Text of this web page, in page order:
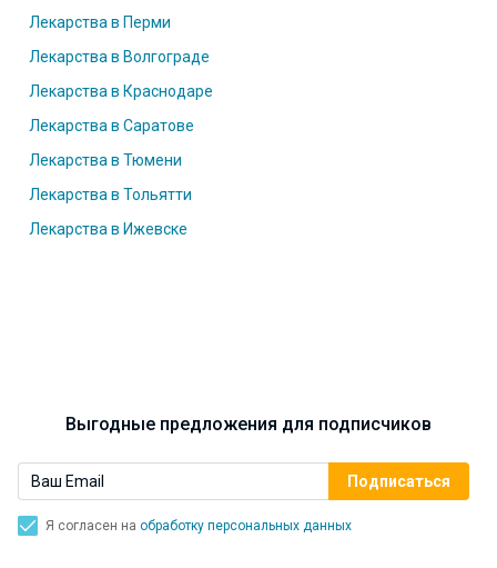
Лекарства в Перми
Лекарства в Волгограде
Лекарства в Краснодаре
Лекарства в Саратове
Лекарства в Тюмени
Лекарства в Тольятти
Лекарства в Ижевске
Выгодные предложения для подписчиков
Я согласен на обработку персональных данных